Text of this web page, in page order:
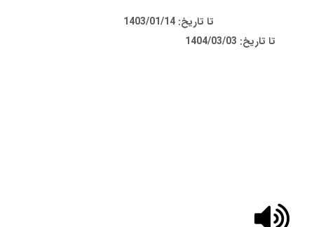
تا تاریخ: 1403/01/14
تا تاریخ: 1404/03/03